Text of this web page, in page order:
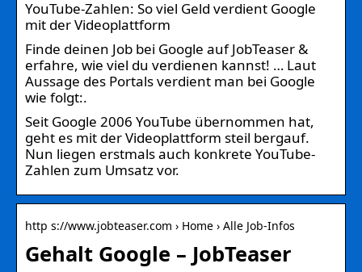
YouTube-Zahlen: So viel Geld verdient Google
mit der Videoplattform
Finde deinen Job bei Google auf JobTeaser &
erfahre, wie viel du verdienen kannst! … Laut
Aussage des Portals verdient man bei Google
wie folgt:.
Seit Google 2006 YouTube übernommen hat,
geht es mit der Videoplattform steil bergauf.
Nun liegen erstmals auch konkrete YouTube-
Zahlen zum Umsatz vor.
http s://www.jobteaser.com › Home › Alle Job-Infos
Gehalt Google – JobTeaser